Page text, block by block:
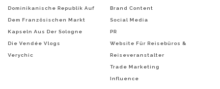
Dominikanische Republik Auf
Dem Französischen Markt
Kapseln Aus Der Sologne
Die Vendée Vlogs
Verychic
Brand Content
Social Media
PR
Website Für Reisebüros &
Reiseveranstalter
Trade Marketing
Influence